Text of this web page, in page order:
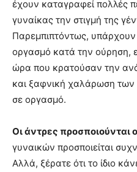
έχουν καταγραφεί πολλές
γυναίκας την στιγμή της
Παρεμπιπτόντως,
οργασμό κατά την ούρηση,
ώρα που κρατούσαν την
και ξαφνική χαλάρωση των
σε οργασμό.
Οι άντρες προσποιούνται
γυναικών προσποιείται
Αλλά, ξέρατε ότι το ίδιο